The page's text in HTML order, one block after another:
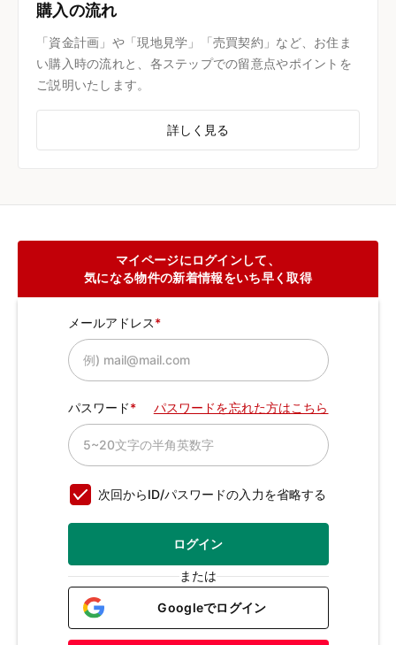
購入の流れ
「資金計画」や「現地見学」「売買契約」など、お住ま
い購入時の流れと、各ステップでの留意点やポイントを
ご説明いたします。
詳しく見る
マイページにログインして、
気になる物件の新着情報をいち早く取得
メールアドレス
パスワード パスワードを忘れた方はこちら
次回からID/パスワードの入力を省略する
ログイン
または
Googleでログイン